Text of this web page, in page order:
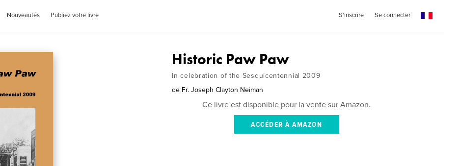
Nouveautés Publiez votre livre S'inscrire Se connecter
Historic Paw Paw
In celebration of the Sesquicentennial 2009
de Fr. Joseph Clayton Neiman
Ce livre est disponible pour la vente sur Amazon.
ACCÉDER À AMAZON